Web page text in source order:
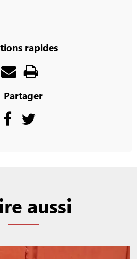
rapides
Partager
aussi